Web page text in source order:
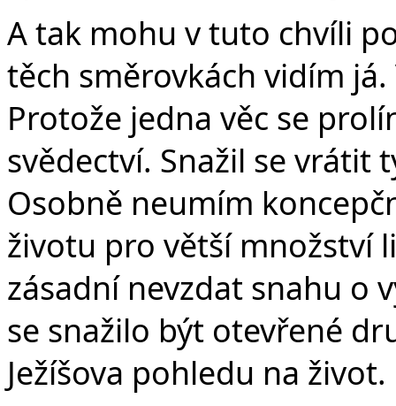
A tak mohu v tuto chvíli
těch směrovkách vidím
Protože jedna věc se
svědectví. Snažil se vrátit
Osobně neumím
životu pro větší množství
zásadní nevzdat snahu o
se snažilo být otevřené
Ježíšova pohledu na život.